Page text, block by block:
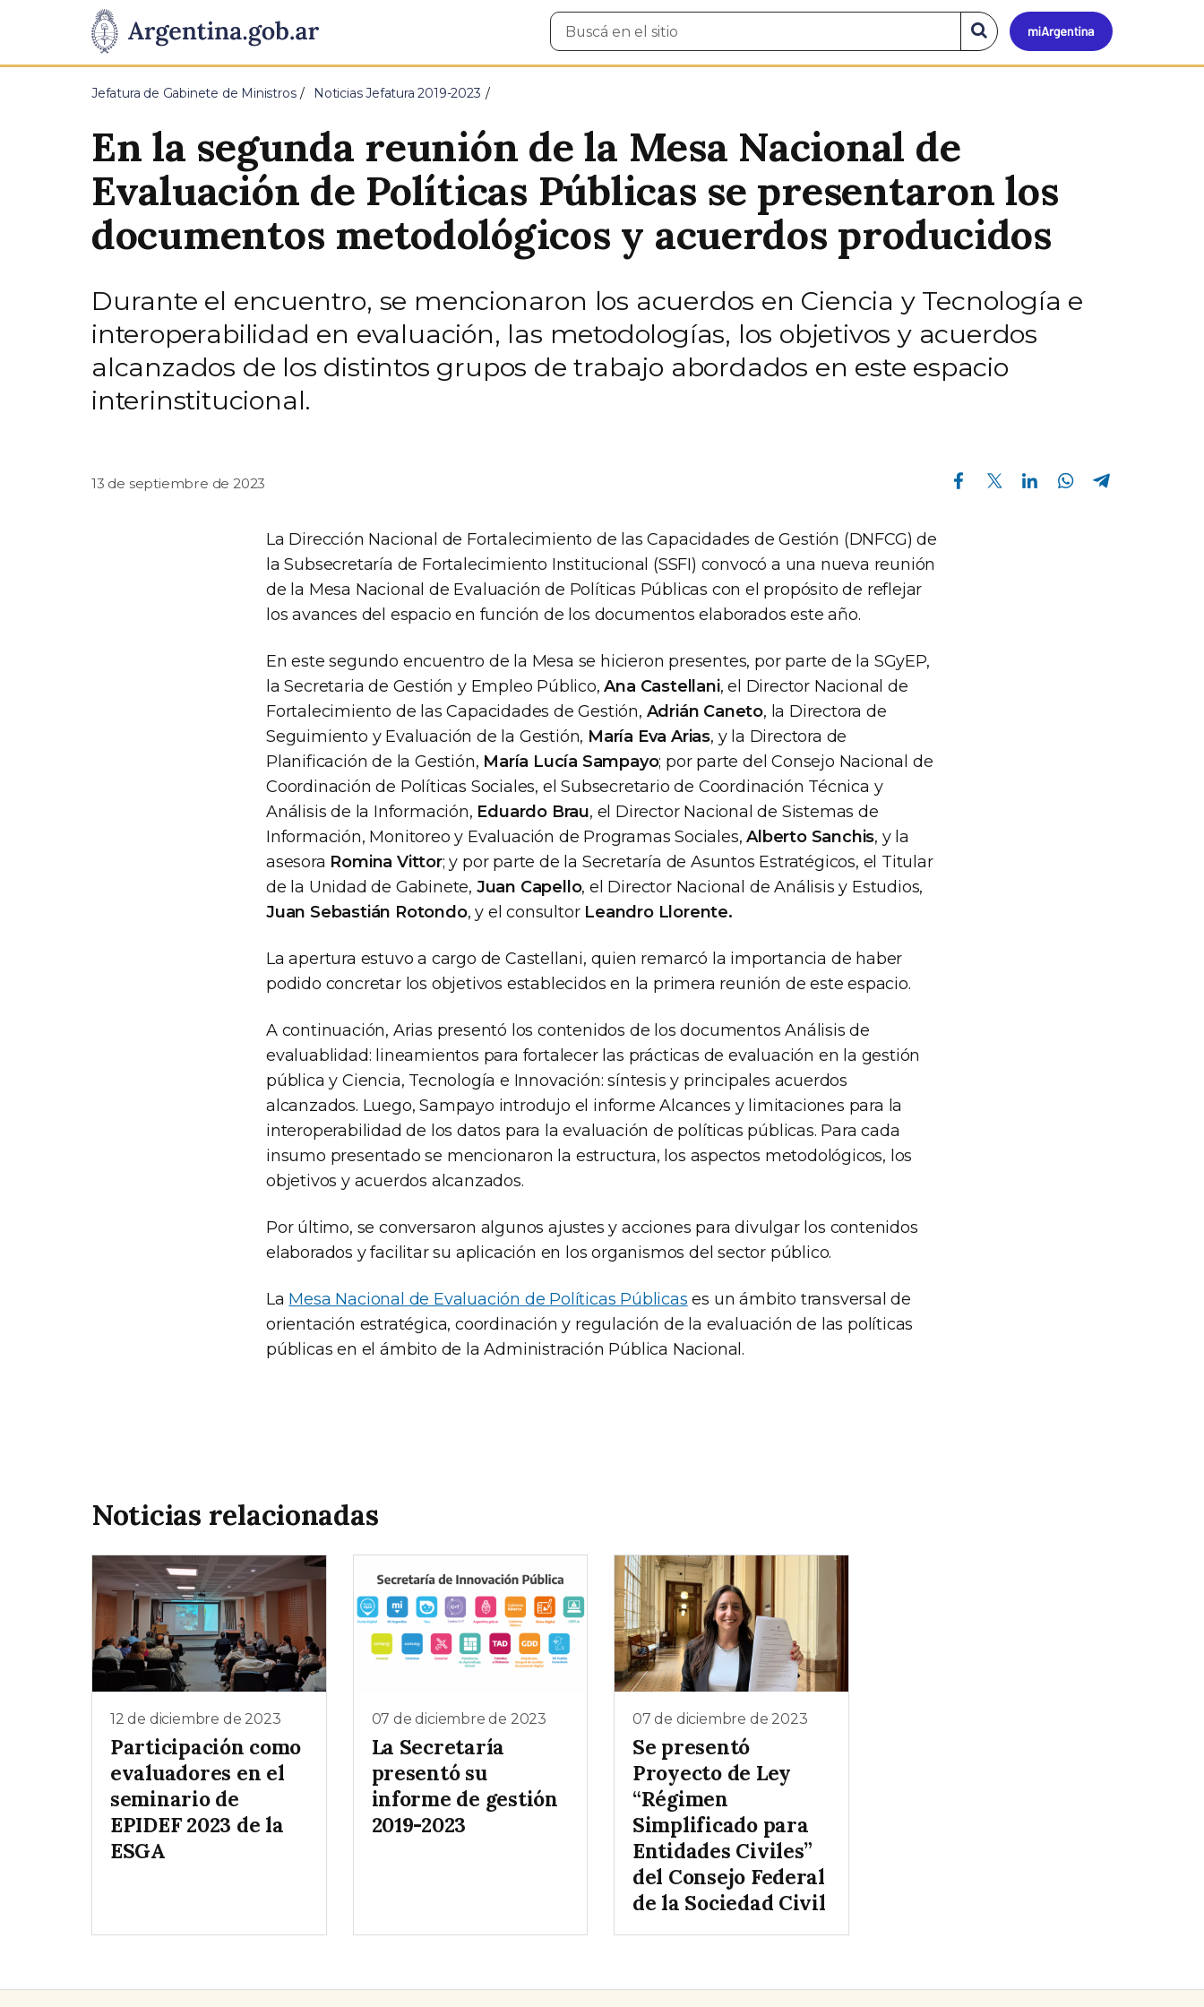
Presidencia
de
Pasar al contenido principal
Mi
Buscar
en
Buscar
en
el
Jefatura de Gabinete de Ministros Noticias Jefatura 2019-2023
En la segunda reunión de la Mesa Nacional de
Evaluación de Políticas Públicas se presentaron los
documentos metodológicos y acuerdos producidos
Durante el encuentro, se mencionaron los acuerdos en Ciencia y Tecnología e
interoperabilidad en evaluación, las metodologías, los objetivos y acuerdos
alcanzados de los distintos grupos de trabajo abordados en este espacio
interinstitucional.
13 de septiembre de 2023
Compartir en Facebook Compartir en Twitter Compartir en Linkedin Compartir en Whatsapp
La Dirección Nacional de Fortalecimiento de las Capacidades de Gestión (DNFCG) de
la Subsecretaría de Fortalecimiento Institucional (SSFI) convocó a una nueva reunión
de la Mesa Nacional de Evaluación de Políticas Públicas con el propósito de reflejar
los avances del espacio en función de los documentos elaborados este año.
En este segundo encuentro de la Mesa se hicieron presentes, por parte de la SGyEP,
la Secretaria de Gestión y Empleo Público,Ana Castellani, el Director Nacional de
Fortalecimiento de las Capacidades de Gestión, Adrián Caneto, la Directora de
Seguimiento y Evaluación de la Gestión, María Eva Arias, y la Directora de
Planificación de la Gestión, María Lucía Sampayo; por parte del Consejo Nacional de
Coordinación de Políticas Sociales, el Subsecretario de Coordinación Técnica y
Análisis de la Información, Eduardo Brau, el Director Nacional de Sistemas de
Información, Monitoreo y Evaluación de Programas Sociales,Alberto Sanchis, y la
asesora Romina Vittor; y por parte de la Secretaría de Asuntos Estratégicos, el Titular
de la Unidad de Gabinete, Juan Capello, el Director Nacional de Análisis y Estudios,
Juan Sebastián Rotondo, y el consultor Leandro Llorente.
La apertura estuvo a cargo de Castellani, quien remarcó la importancia de haber
podido concretar los objetivos establecidos en la primera reunión de este espacio.
A continuación, Arias presentó los contenidos de los documentos Análisis de
evaluablidad: lineamientos para fortalecer las prácticas de evaluación en la gestión
pública y Ciencia, Tecnología e Innovación: síntesis y principales acuerdos
alcanzados. Luego, Sampayo introdujo el informe Alcances y limitaciones para la
interoperabilidad de los datos para la evaluación de políticas públicas. Para cada
insumo presentado se mencionaron la estructura, los aspectos metodológicos, los
objetivos y acuerdos alcanzados.
Por último, se conversaron algunos ajustes y acciones para divulgar los contenidos
elaborados y facilitar su aplicación en los organismos del sector público.
La Mesa Nacional de Evaluación de Políticas Públicas es un ámbito transversal de
orientación estratégica, coordinación y regulación de la evaluación de las políticas
públicas en el ámbito de la Administración Pública Nacional.
Noticias relacionadas
12 de diciembre de 2023
Participación como
evaluadores en el
seminario de
EPIDEF 2023 de la
ESGA
07 de diciembre de 2023
La Secretaría
presentó su
informe de gestión
2019-2023
07 de diciembre de 2023
Se presentó
Proyecto de Ley
“Régimen
Simplificado para
Entidades Civiles”
del Consejo Federal
de la Sociedad Civil